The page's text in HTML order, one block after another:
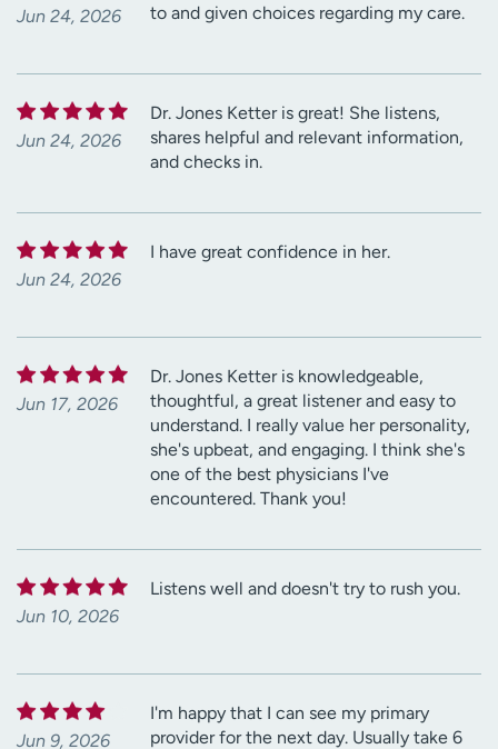
Jun 24, 2026
to and given choices regarding my care.
Jun 24, 2026
Dr. Jones Ketter is great! She listens,
shares helpful and relevant information,
and checks in.
Jun 24, 2026
I have great confidence in her.
Jun 17, 2026
Dr. Jones Ketter is knowledgeable,
thoughtful, a great listener and easy to
understand. I really value her personality,
she's upbeat, and engaging. I think she's
one of the best physicians I've
encountered. Thank you!
Jun 10, 2026
Listens well and doesn't try to rush you.
Jun 9, 2026
I'm happy that I can see my primary
provider for the next day. Usually take 6